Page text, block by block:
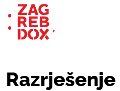
Razrješenje